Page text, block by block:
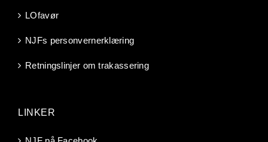
LOfavør
NJFs personvernerklæring
Retningslinjer om trakassering
LINKER